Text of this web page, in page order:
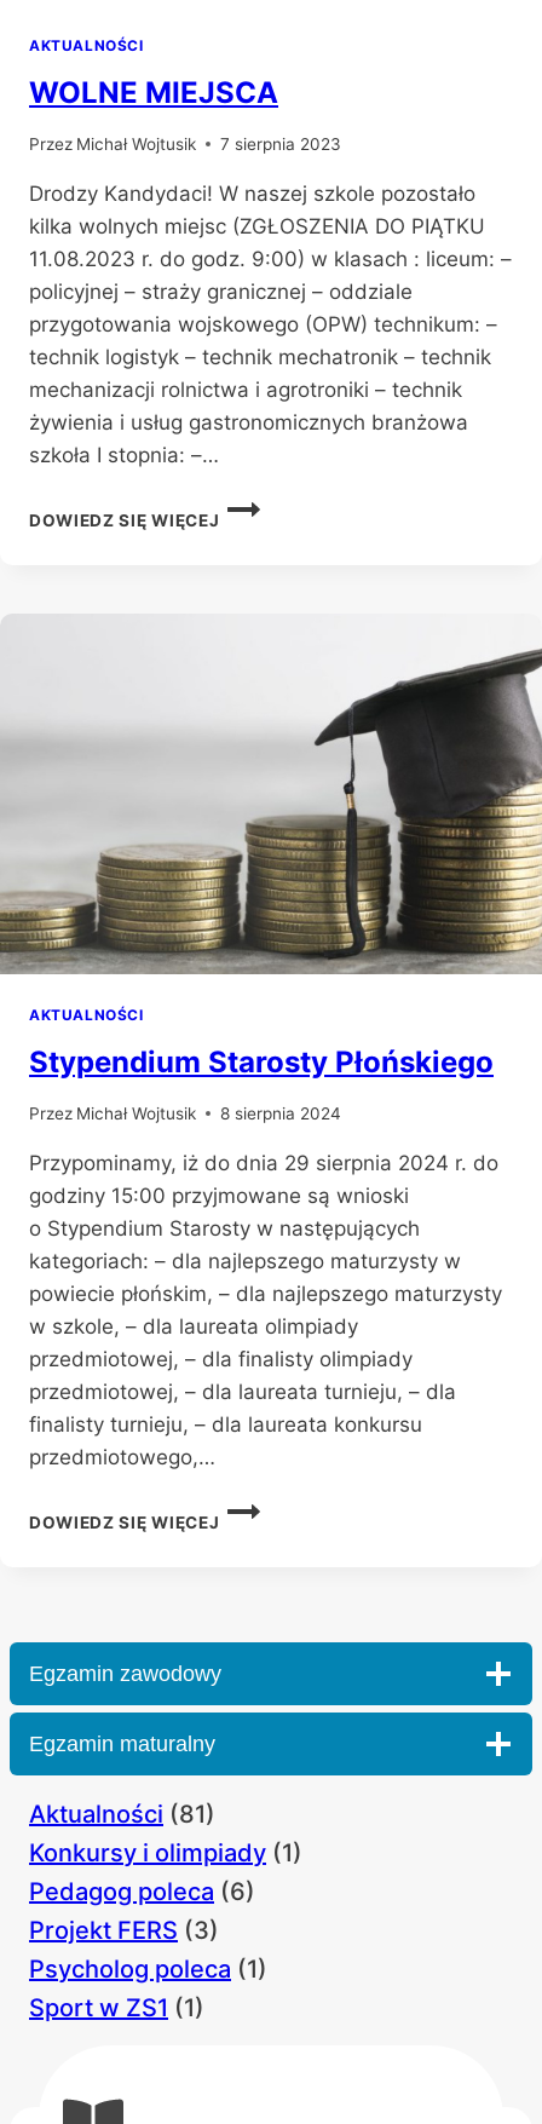
AKTUALNOŚCI
WOLNE MIEJSCA
Przez Michał Wojtusik 7 sierpnia 2023
Drodzy Kandydaci! W naszej szkole pozostało
kilka wolnych miejsc (ZGŁOSZENIA DO PIĄTKU
11.08.2023 r. do godz. 9:00) w klasach : liceum: –
policyjnej – straży granicznej – oddziale
przygotowania wojskowego (OPW) technikum: –
technik logistyk – technik mechatronik – technik
mechanizacji rolnictwa i agrotroniki – technik
żywienia i usług gastronomicznych branżowa
szkoła I stopnia: –…
DOWIEDZ SIĘ WIĘCEJ
WOLNE
AKTUALNOŚCI
Stypendium Starosty Płońskiego
Przez Michał Wojtusik 8 sierpnia 2024
Przypominamy, iż do dnia 29 sierpnia 2024 r. do
godziny 15:00 przyjmowane są wnioski
o Stypendium Starosty w następujących
kategoriach: – dla najlepszego maturzysty w
powiecie płońskim, – dla najlepszego maturzysty
w szkole, – dla laureata olimpiady
przedmiotowej, – dla finalisty olimpiady
przedmiotowej, – dla laureata turnieju, – dla
finalisty turnieju, – dla laureata konkursu
przedmiotowego,…
DOWIEDZ SIĘ WIĘCEJ
STYPENDIUM
Egzamin zawodowy
Egzamin maturalny
Aktualności (81)
Konkursy i olimpiady (1)
Pedagog poleca (6)
Projekt FERS (3)
Psycholog poleca (1)
Sport w ZS1 (1)